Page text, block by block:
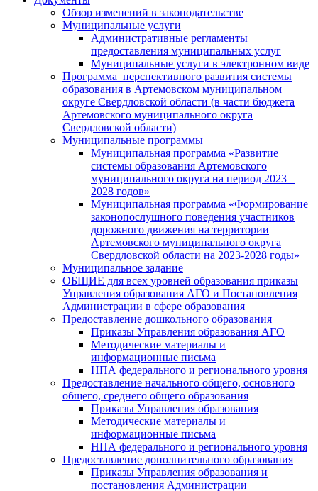
Обзор изменений в законодательстве
Муниципальные услуги
Административные регламенты
предоставления муниципальных услуг
Муниципальные услуги в электронном виде
Программа перспективного развития системы
образования в Артемовском муниципальном
округе Свердловской области (в части бюджета
Артемовского муниципального округа
Свердловской области)
Муниципальные программы
Муниципальная программа «Развитие
системы образования Артемовского
муниципального округа на период 2023 –
2028 годов»
Муниципальная программа «Формирование
законопослушного поведения участников
дорожного движения на территории
Артемовского муниципального округа
Свердловской области на 2023-2028 годы»
Муниципальное задание
ОБЩИЕ для всех уровней образования приказы
Управления образования АГО и Постановления
Администрации в сфере образования
Предоставление дошкольного образования
Приказы Управления образования АГО
Методические материалы и
информационные письма
НПА федерального и регионального уровня
Предоставление начального общего, основного
общего, среднего общего образования
Приказы Управления образования
Методические материалы и
информационные письма
НПА федерального и регионального уровня
Предоставление дополнительного образования
Приказы Управления образования и
постановления Администрации